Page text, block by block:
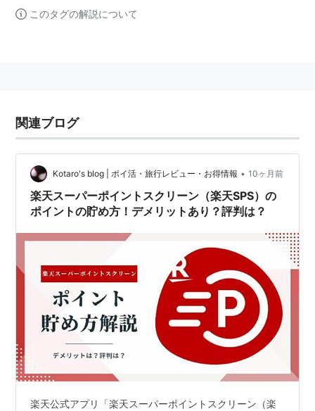
このタグの解説について
関連ブログ
Kotaro's blog | ポイ活・旅行レビュー・お得情報 • 10ヶ月前
楽天スーパーポイントスクリーン（楽天SPS）の
ポイントの貯め方！デメリットあり？評判は？
楽天公式アプリ「楽天スーパーポイントスクリーン（楽